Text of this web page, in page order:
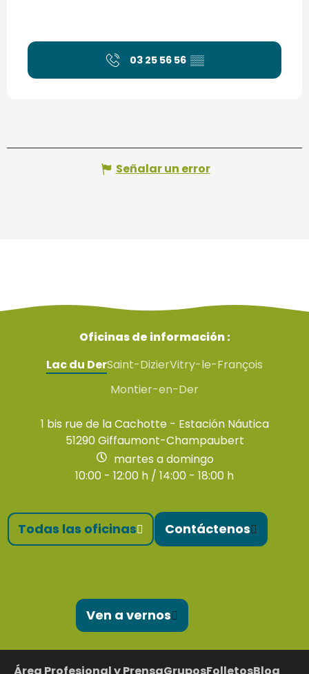
03 25 56 56 ▒▒
Señalar un error
Oficinas de información :
Lac du DerSaint-DizierVitry-le-François
Montier-en-Der
1 bis rue de la Cachotte - Estación Náutica
51290 Giffaumont-Champaubert
martes a domingo
10:00 - 12:00 h / 14:00 - 18:00 h
Todas las oficinas Contáctenos
Ven a vernos